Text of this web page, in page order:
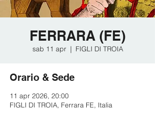
FERRARA (FE)
sab 11 apr
  |
FIGLI DI TROIA
Orario & Sede
11 apr 2026, 20:00
FIGLI DI TROIA, Ferrara FE, Italia